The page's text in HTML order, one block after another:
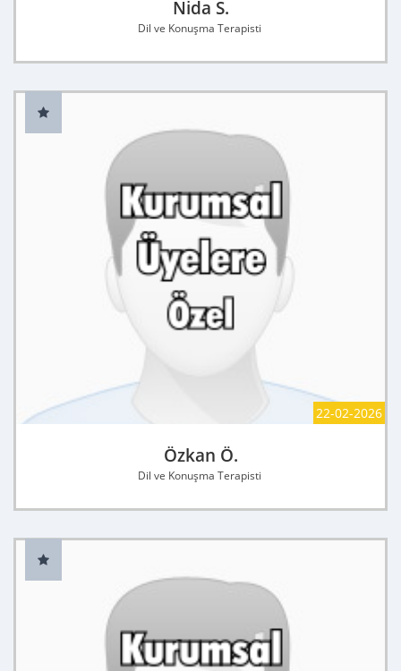
Nida S.
Dil ve Konuşma Terapisti
22-02-2026
Özkan Ö.
Dil ve Konuşma Terapisti